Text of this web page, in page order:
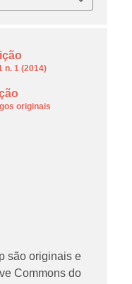
n. 1 (2014)
originais
são originais e
Commons do